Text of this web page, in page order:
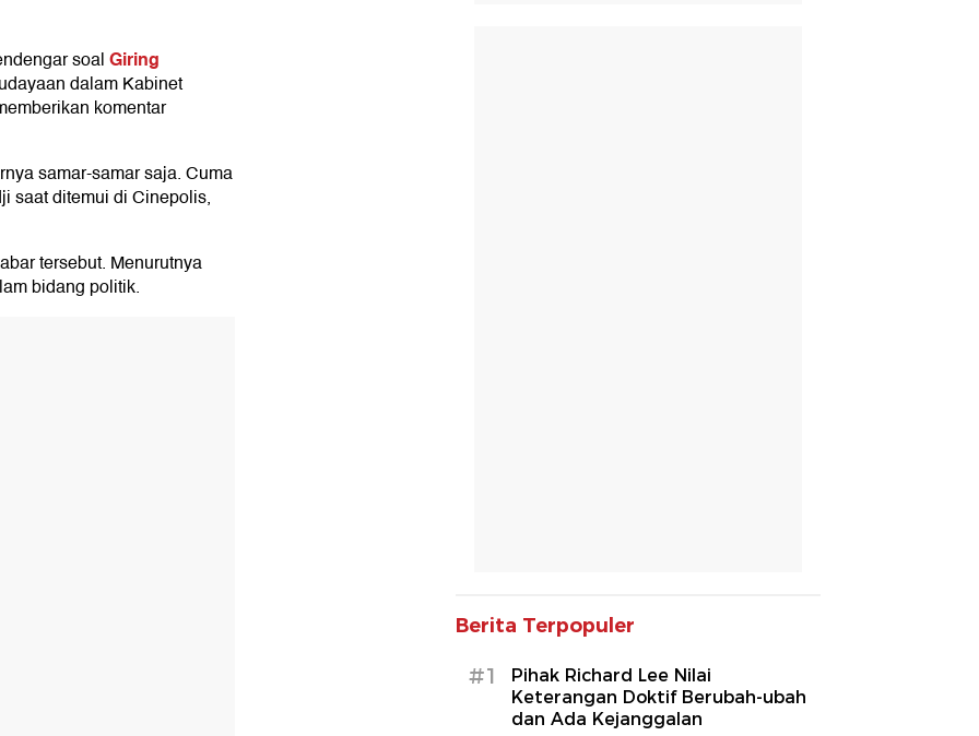
soalGiring
dalam Kabinet
komentar
samar-samar saja. Cuma
saat ditemui di Cinepolis,
tersebut. Menurutnya
bidang politik.
Berita Terpopuler
#1
Pihak Richard Lee Nilai
Keterangan Doktif Berubah-ubah
dan Ada Kejanggalan